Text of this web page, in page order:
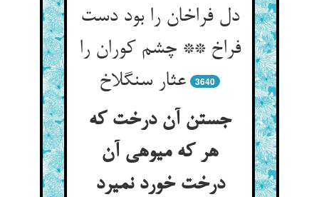
دل فراخان را بود دست
فراخ ** چشم کوران را
عثار سنگ‏لاخ‏
3640
جستن آن درخت که
هر که میوه‏ی آن
درخت خورد نمیرد